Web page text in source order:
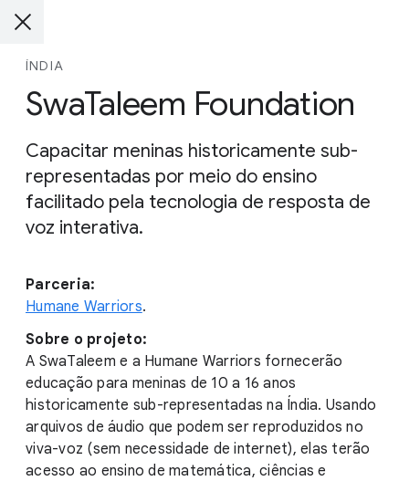
ÍNDIA
SwaTaleem Foundation
Capacitar meninas historicamente sub-
representadas por meio do ensino
facilitado pela tecnologia de resposta de
voz interativa.
Parceria:
Humane Warriors.
Sobre o projeto:
A SwaTaleem e a Humane Warriors fornecerão
educação para meninas de 10 a 16 anos
historicamente sub-representadas na Índia. Usando
arquivos de áudio que podem ser reproduzidos no
viva-voz (sem necessidade de internet), elas terão
acesso ao ensino de matemática, ciências e